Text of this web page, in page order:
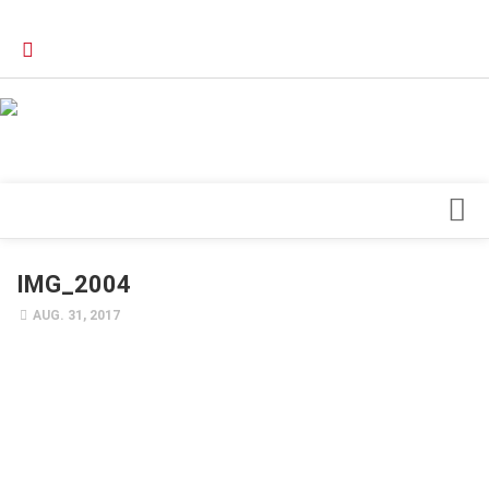
Forschung
IMG_2004
AUG. 31, 2017